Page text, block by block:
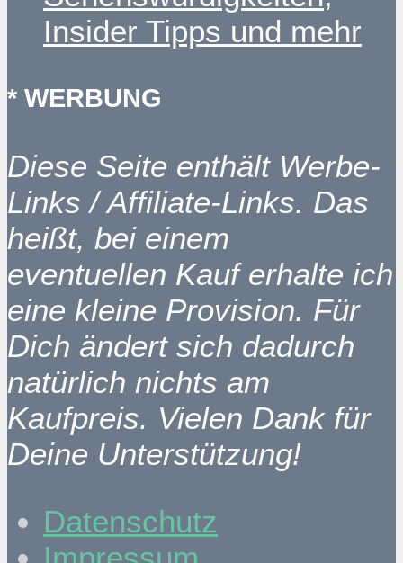
Insider Tipps und mehr
* WERBUNG
Diese Seite enthält Werbe-
Links / Affiliate-Links. Das
heißt, bei einem
eventuellen Kauf erhalte ich
eine kleine Provision. Für
Dich ändert sich dadurch
natürlich nichts am
Kaufpreis. Vielen Dank für
Deine Unterstützung!
Datenschutz